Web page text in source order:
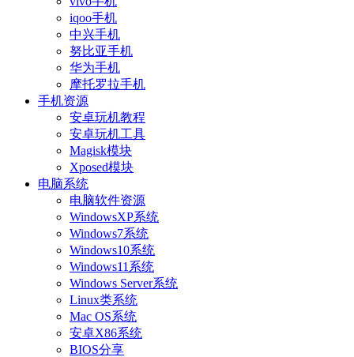
iqoo手机
中兴手机
努比亚手机
华为手机
摩托罗拉手机
手机资源
安卓玩机教程
安卓玩机工具
Magisk模块
Xposed模块
电脑系统
电脑软件资源
WindowsXP系统
Windows7系统
Windows10系统
Windows11系统
Windows Server系统
Linux类系统
Mac OS系统
安卓X86系统
BIOS分享